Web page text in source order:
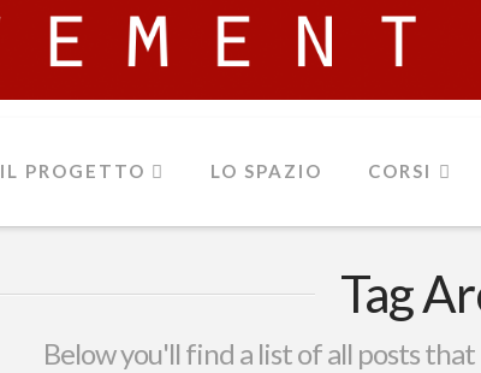
IL PROGETTO LO SPAZIO CORSI
Tag
Below you'll find a list of all posts